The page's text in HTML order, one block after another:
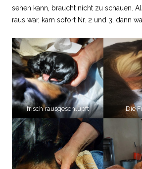
sehen kann, braucht nicht zu schauen.
raus war, kam sofort Nr. 2 und 3, dann
frisch rausgeschlüpft Die